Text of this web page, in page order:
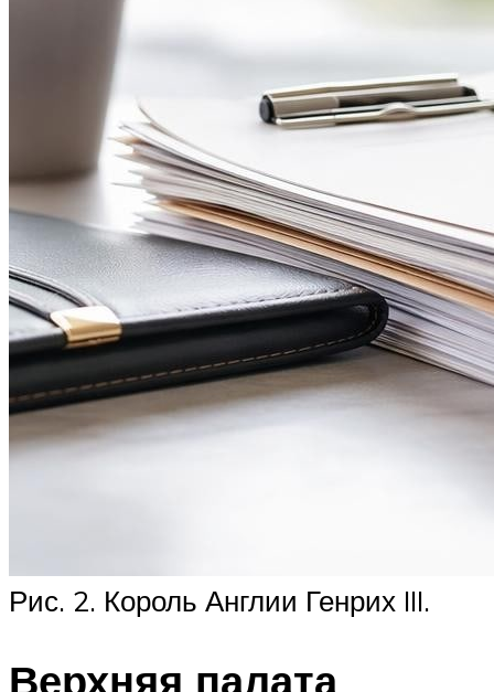
Рис. 2. Король Англии Генрих III.
Верхняя палата